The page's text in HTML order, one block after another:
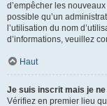
d’empêcher les
possible qu’un
l’utilisation du nom
d’informations, veuillez
Haut
Je suis inscrit mais je
Vérifiez en premier lieu